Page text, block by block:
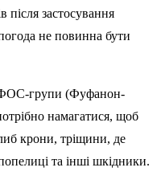
після застосування
не повинна бути
ФОС-групи (Фуфанон-
намагатися, щоб
крони, тріщини, де
та інші шкідники.